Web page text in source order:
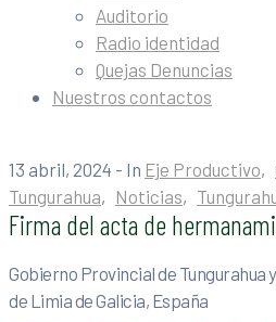
Auditorio
Radio identidad
Quejas Denuncias
Nuestros contactos
13 abril, 2024 - In Eje Productivo‚
Tungurahua‚ Noticias‚
Firma del acta de
Gobierno Provincial de Tungurahua
de Limia de Galicia, España